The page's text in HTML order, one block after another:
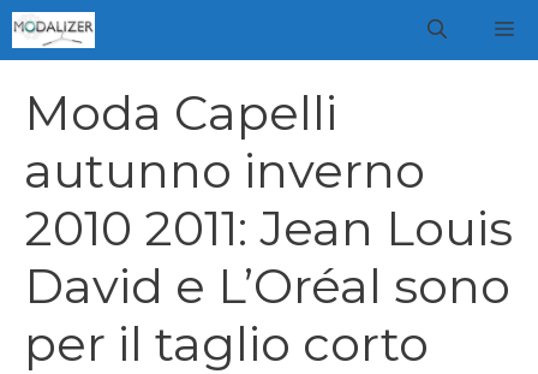
Vai
al
Moda Capelli
autunno inverno
2010 2011: Jean Louis
David e L’Oréal sono
per il taglio corto